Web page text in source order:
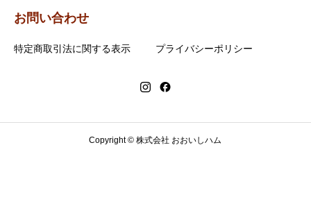
お問い合わせ
特定商取引法に関する表示 プライバシーポリシー
Copyright © 株式会社 おおいしハム